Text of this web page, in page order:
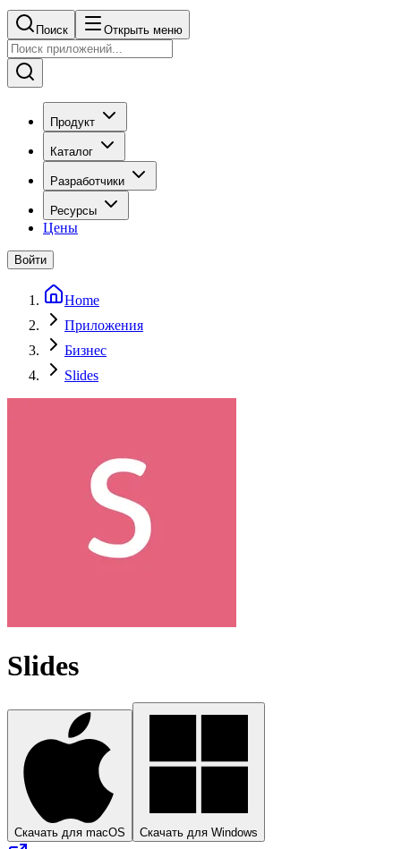
Поиск Открыть меню
Продукт
Каталог
Разработчики
Ресурсы
Цены
Войти
Home
Приложения
Бизнес
Slides
Slides
Скачать для macOS Скачать для Windows